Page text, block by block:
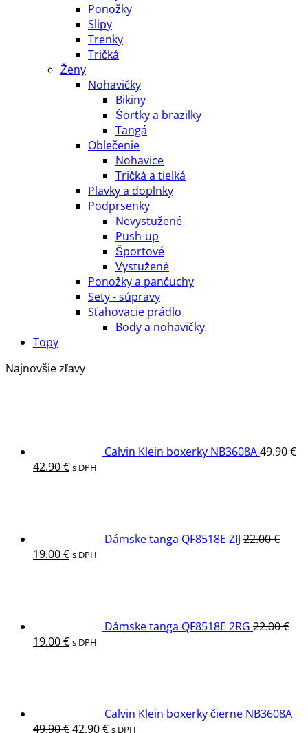
Ponožky
Slipy
Trenky
Tričká
Ženy
Nohavičky
Bikiny
Šortky a brazilky
Tangá
Oblečenie
Nohavice
Tričká a tielká
Plavky a doplnky
Podprsenky
Nevystužené
Push-up
Športové
Vystužené
Ponožky a pančuchy
Sety - súpravy
Sťahovacie prádlo
Body a nohavičky
Topy
Najnovšie zľavy
Calvin Klein boxerky NB3608A49.90€
Pôvodná
42.90€Aktuálna
s DPH
Dámske tanga QF8518E ZIJ 22.00€
Pôvodná
19.00€Aktuálna
s DPH
Dámske tanga QF8518E 2RG 22.00€
Pôvodná
19.00€Aktuálna
s DPH
Calvin Klein boxerky čierne NB3608A
49.90€Pôvodná
42.90€Aktuálna
s DPH